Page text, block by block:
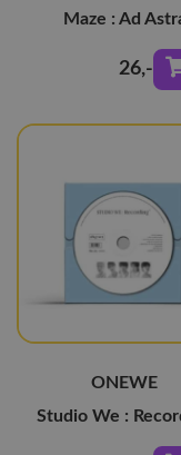
Maze : Ad
26,-
ONEWE
Studio We :